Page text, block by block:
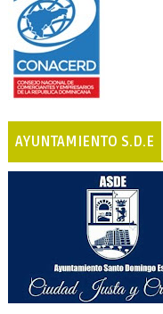
AYUNTAMIENTO S.D.E